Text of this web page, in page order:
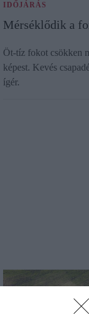
IDŐJÁRÁS
Mérséklődik a
Öt-tíz fokot csökken
képest. Kevés
ígér.